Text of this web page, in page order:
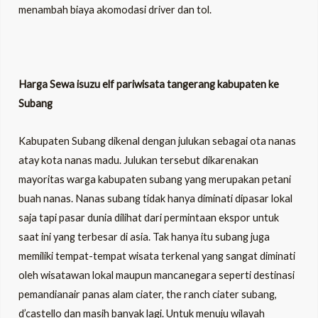
menambah biaya akomodasi driver dan tol.
Harga Sewa isuzu elf pariwisata tangerang kabupaten ke
Subang
Kabupaten Subang dikenal dengan julukan sebagai ota nanas
atay kota nanas madu. Julukan tersebut dikarenakan
mayoritas warga kabupaten subang yang merupakan petani
buah nanas. Nanas subang tidak hanya diminati dipasar lokal
saja tapi pasar dunia dilihat dari permintaan ekspor untuk
saat ini yang terbesar di asia. Tak hanya itu subang juga
memiliki tempat-tempat wisata terkenal yang sangat diminati
oleh wisatawan lokal maupun mancanegara seperti destinasi
pemandianair panas alam ciater, the ranch ciater subang,
d’castello dan masih banyak lagi. Untuk menuju wilayah